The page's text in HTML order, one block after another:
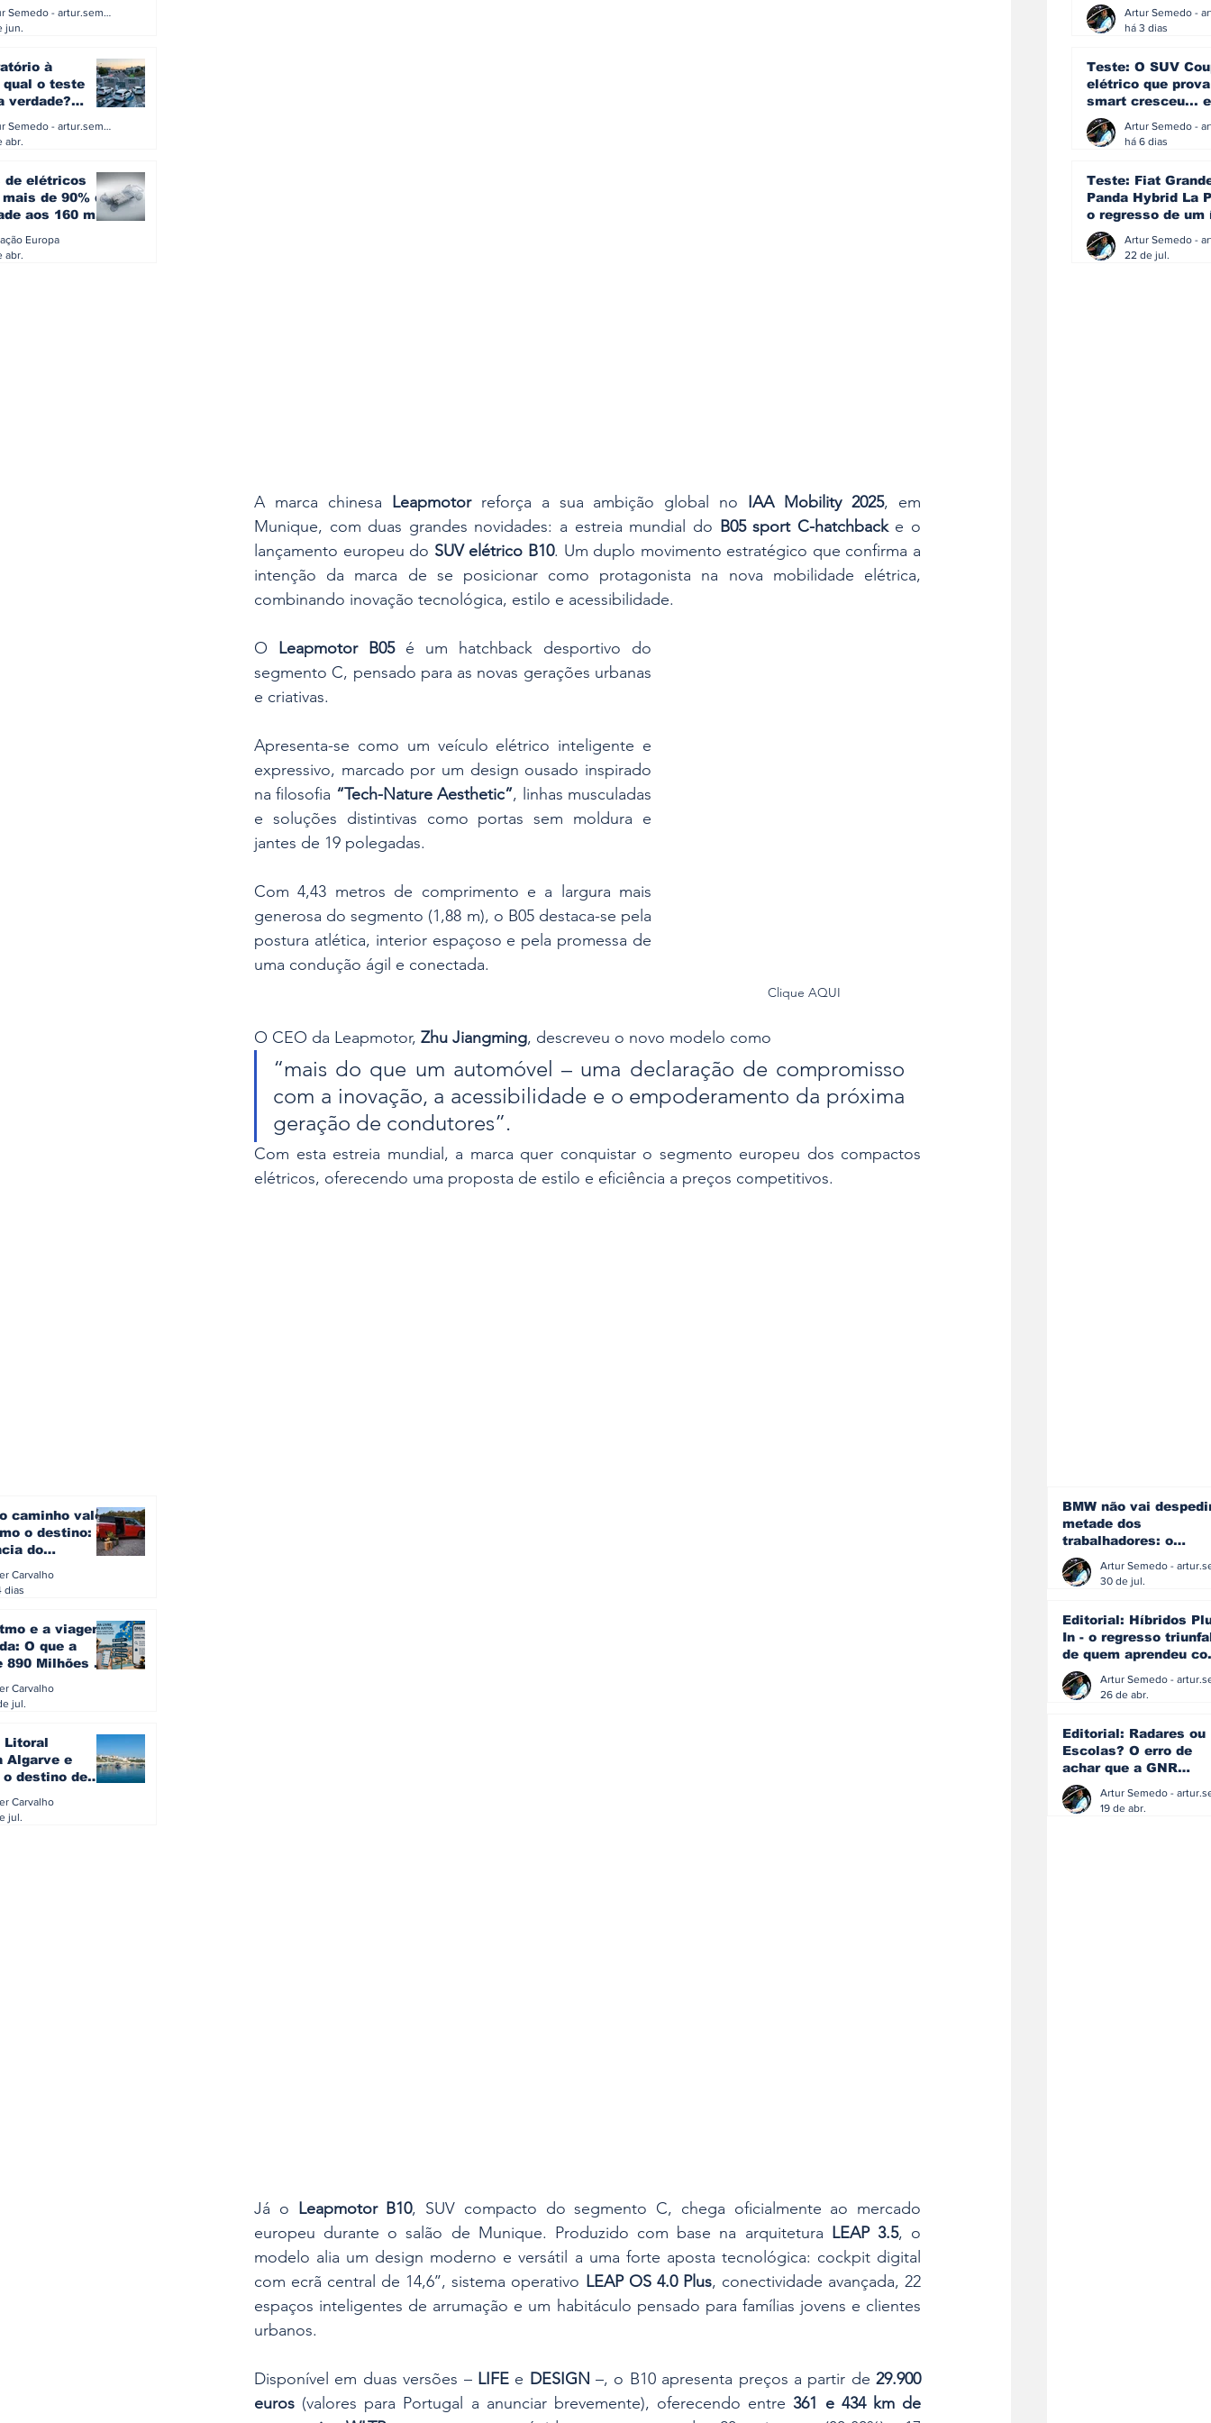
Artur Semedo - artur.semedo@publiracing.pt
jun.
à
qual o teste
verdade?
Artur Semedo - artur.semedo@publiracing.pt
abr.
de elétricos
de 90% da
aos 160 mil
Europa
abr.
A marca chinesa Leapmotor reforça a sua ambição global no IAA Mobility 2025, em
Munique, com duas grandes novidades: a estreia mundial do B05 sport C-hatchback e o
lançamento europeu do SUV elétrico B10. Um duplo movimento estratégico que confirma a
intenção da marca de se posicionar como protagonista na nova mobilidade elétrica,
combinando inovação tecnológica, estilo e acessibilidade.
Clique AQUI
O Leapmotor B05 é um hatchback desportivo do
segmento C, pensado para as novas gerações urbanas
e criativas.
Apresenta-se como um veículo elétrico inteligente e
expressivo, marcado por um design ousado inspirado
na filosofia “Tech-Nature Aesthetic”, linhas musculadas
e soluções distintivas como portas sem moldura e
jantes de 19 polegadas.
Com 4,43 metros de comprimento e a largura mais
generosa do segmento (1,88 m), o B05 destaca-se pela
postura atlética, interior espaçoso e pela promessa de
uma condução ágil e conectada.
O CEO da Leapmotor, Zhu Jiangming, descreveu o novo modelo como
“mais do que um automóvel – uma declaração de compromisso
com a inovação, a acessibilidade e o empoderamento da próxima
geração de condutores”.
Com esta estreia mundial, a marca quer conquistar o segmento europeu dos compactos
elétricos, oferecendo uma proposta de estilo e eficiência a preços competitivos.
Já o Leapmotor B10, SUV compacto do segmento C, chega oficialmente ao mercado
europeu durante o salão de Munique. Produzido com base na arquitetura LEAP 3.5, o
modelo alia um design moderno e versátil a uma forte aposta tecnológica: cockpit digital
com ecrã central de 14,6’’, sistema operativo LEAP OS 4.0 Plus, conectividade avançada, 22
espaços inteligentes de arrumação e um habitáculo pensado para famílias jovens e clientes
urbanos.
Disponível em duas versões – LIFE e DESIGN –, o B10 apresenta preços a partir de 29.900
euros (valores para Portugal a anunciar brevemente), oferecendo entre 361 e 434 km de
caminho vale
o destino: a
do
europeu
Carvalho
dias
e a viagem
O que a
890 Milhões à
do turista na
Carvalho
jul.
Litoral
Algarve e
o destino de
Carvalho
jul.
ainda acredita na
manualhá 3 dias
Teste: O SUV
elétrico que
smart cresceu... e
amadureceu
há 6 dias
Teste: Fiat
Panda Hybrid La
o regresso de um
que percebeu que
evoluir não
perder a
22 de jul.
BMW não vai
metade dos
trabalhadores: o
problema é o
que muitos decidiram
30 de jul.
Editorial: Híbridos
In - o regresso
de quem aprendeu
os erros do passado
26 de abr.
Editorial: Radares ou
Escolas? O erro de
achar que a GNR
resolve o que a
educação falhou
19 de abr.